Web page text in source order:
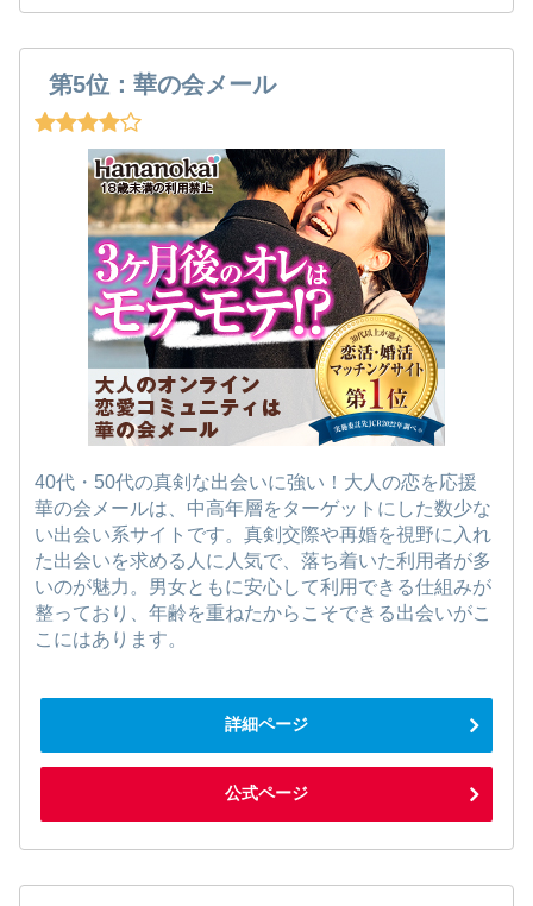
第5位：華の会メール
40代・50代の真剣な出会いに強い！大人の恋を応援
華の会メールは、中高年層をターゲットにした数少な
い出会い系サイトです。真剣交際や再婚を視野に入れ
た出会いを求める人に人気で、落ち着いた利用者が多
いのが魅力。男女ともに安心して利用できる仕組みが
整っており、年齢を重ねたからこそできる出会いがこ
こにはあります。
詳細ページ
公式ページ